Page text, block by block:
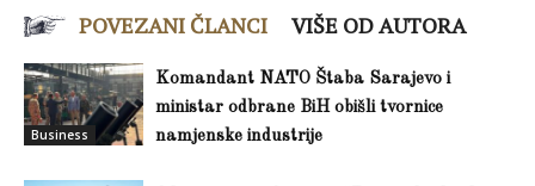
POVEZANI ČLANCI VIŠE OD AUTORA
Business
Komandant NATO Štaba Sarajevo i
ministar odbrane BiH obišli tvornice
namjenske industrije